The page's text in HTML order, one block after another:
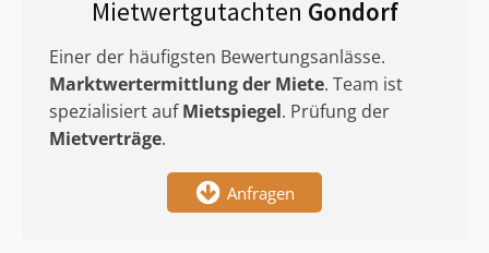
Mietwertgutachten Gondorf
Einer der häufigsten Bewertungsanlässe.
Marktwertermittlungder Miete. Team ist
spezialisiert aufMietspiegel. Prüfung der
Mietverträge.
Anfragen